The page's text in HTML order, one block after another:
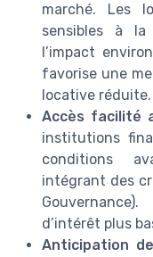
marché. Les
sensibles à
l’impact
favorise une
locative réduite.
Accès facilité
institutions
conditions
intégrant des
d’intérêt plus
Anticipation